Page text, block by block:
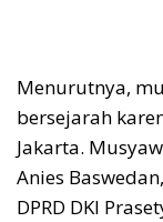
Menurutnya,
bersejarah
Jakarta.
Anies
DPRD DKI